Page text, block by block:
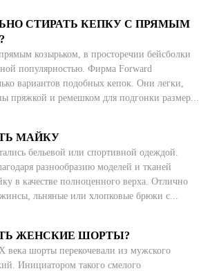
СТИРАТЬ КЕПКУ С ПРЯМЫМ
козырьком, в просторечии бейсболки
популярностью. Фирма Forward
вариантов подобных кепок. Они легки,
пряжкой и ремешком для подгонки размер...
МАЙКУ
бельевой или спортивной одеждой.
разнообразию моделей и тканей
в качестве полноценного верха. Отлично
льняные или хлопковые брюки с...
ЖЕНСКИЕ ШОРТЫ?
века шорты перекочевали из мужского
Инициатором такого смелого